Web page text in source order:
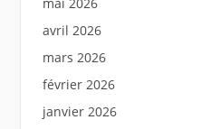
avril 2026
mars 2026
février 2026
janvier 2026